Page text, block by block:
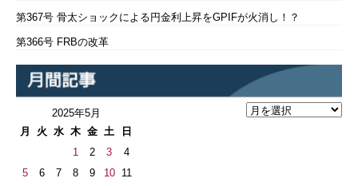
第367号 骨太ショックによる円金利上昇をGPIFが火消し！？
第366号 FRBの改革
2025年5月
月
火 水 木 金 土 日
1 2 3
4
5
6 7 8 9 10
11